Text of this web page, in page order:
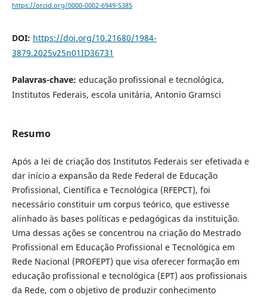
https://orcid.org/0000-0002-6949-5385
DOI: https://doi.org/10.21680/1984-
3879.2025v25n01ID36731
Palavras-chave: educação profissional e tecnológica,
Institutos Federais, escola unitária, Antonio Gramsci
Resumo
Após a lei de criação dos Institutos Federais ser efetivada e
dar início a expansão da Rede Federal de Educação
Profissional, Científica e Tecnológica (RFEPCT), foi
necessário constituir um corpus teórico, que estivesse
alinhado às bases políticas e pedagógicas da instituição.
Uma dessas ações se concentrou na criação do Mestrado
Profissional em Educação Profissional e Tecnológica em
Rede Nacional (PROFEPT) que visa oferecer formação em
educação profissional e tecnológica (EPT) aos profissionais
da Rede, com o objetivo de produzir conhecimento